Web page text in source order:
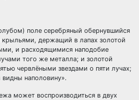
поле серебряный обернувшийся
держащий в лапах золотой
и расходящимися наподобие
того же металла; и золотой
червлёными звездами о пяти лучах;
наполовину».
может воспроизводиться в двух